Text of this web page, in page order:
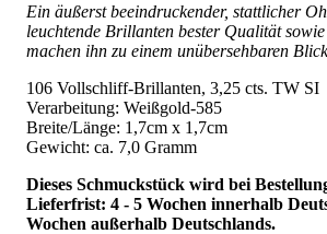
Ein äußerst beeindruckender, stattlicher
leuchtende Brillanten bester Qualität
machen ihn zu einem unübersehbaren
106 Vollschliff-Brillanten, 3,25 cts. TW SI
Verarbeitung: Weißgold-585
Breite/Länge: 1,7cm x 1,7cm
Gewicht: ca. 7,0 Gramm
Dieses Schmuckstück wird bei
Lieferfrist: 4 - 5 Wochen innerhalb
Wochen außerhalb Deutschlands.